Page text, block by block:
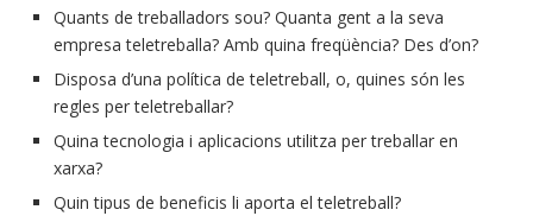
Quants de treballadors sou? Quanta gent a la seva
empresa teletreballa? Amb quina freqüència? Des d’on?
Disposa d’una política de teletreball, o, quines són les
regles per teletreballar?
Quina tecnologia i aplicacions utilitza per treballar en
xarxa?
Quin tipus de beneficis li aporta el teletreball?